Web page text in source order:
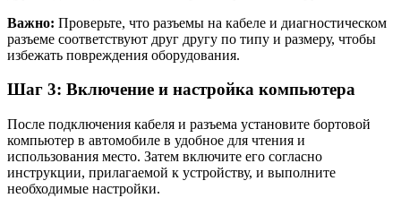
Важно: Проверьте, что разъемы на кабеле и диагностическом
разъеме соответствуют друг другу по типу и размеру, чтобы
избежать повреждения оборудования.
Шаг 3: Включение и настройка компьютера
После подключения кабеля и разъема установите бортовой
компьютер в автомобиле в удобное для чтения и
использования место. Затем включите его согласно
инструкции, прилагаемой к устройству, и выполните
необходимые настройки.